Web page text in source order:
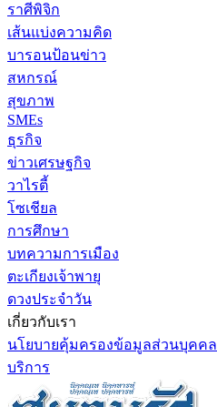
ราศีพิจิก
เส้นแบ่งความคิด
บารอนป้อนข่าว
สหกรณ์
สุขภาพ
SMEs
ธุรกิจ
ข่าวเศรษฐกิจ
วาไรตี้
โซเชียล
การศึกษา
บทความการเมือง
ตะเกียงเจ้าพายุ
ดวงประจำวัน
เกี่ยวกับเรา
นโยบายคุ้มครองข้อมูลส่วนบุคคล
บริการ